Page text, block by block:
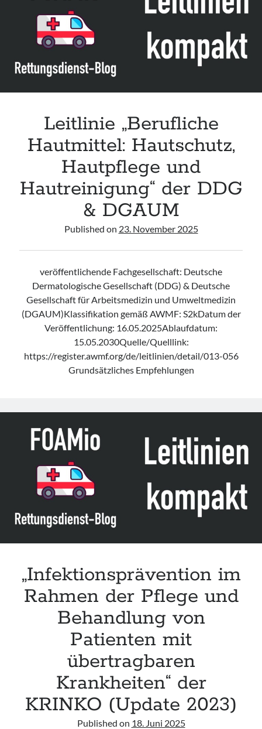
Leitlinie „Die geburtshilfliche Analgesie und Anästhesie“ der DGAI
Konsensuspapier „Management of endocrine emergencies –
Management of myxoedema coma“ der ETA
Leitlinie „Bauchschmerz bei Kindern und Jugendlichen – Bildgebende
Leitlinie „Berufliche
Hautmittel: Hautschutz,
Hautpflege und
Hautreinigung“ der DDG
& DGAUM
Published on 23. November 2025
veröffentlichende Fachgesellschaft: Deutsche
Dermatologische Gesellschaft (DDG) & Deutsche
Gesellschaft für Arbeitsmedizin und Umweltmedizin
(DGAUM)Klassifikation gemäß AWMF: S2kDatum der
Veröffentlichung: 16.05.2025Ablaufdatum:
15.05.2030Quelle/Quelllink:
https://register.awmf.org/de/leitlinien/detail/013-056
Grundsätzliches Empfehlungen
„Infektionsprävention im
Rahmen der Pflege und
Behandlung von
Patienten mit
übertragbaren
Krankheiten“ der
KRINKO (Update 2023)
Published on 18. Juni 2025